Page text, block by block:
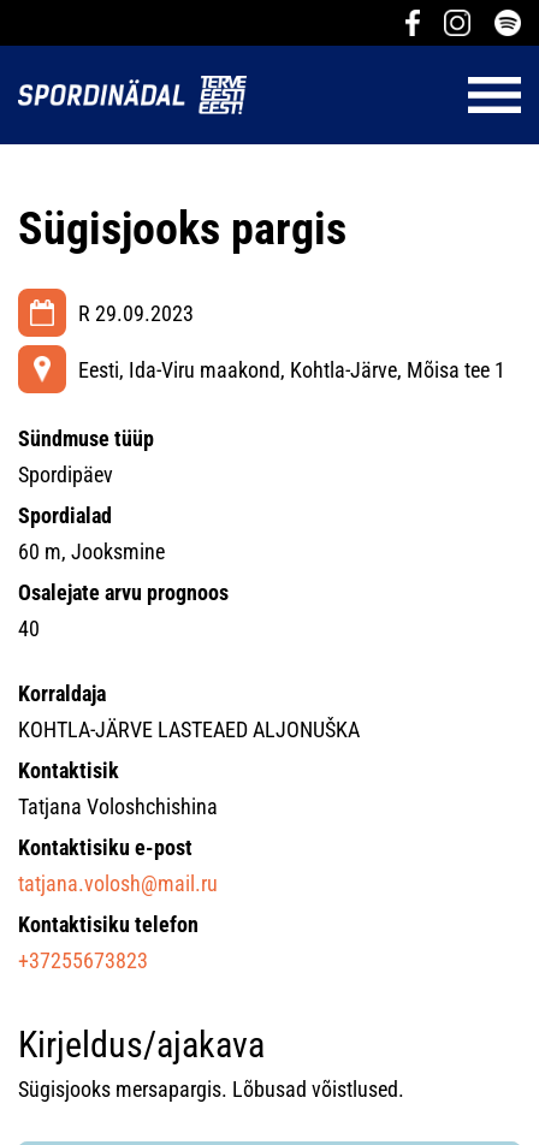
Sügisjooks pargis
R 29.09.2023
Eesti, Ida-Viru maakond, Kohtla-Järve, Mõisa tee 1
Sündmuse tüüp
Spordipäev
Spordialad
60 m, Jooksmine
Osalejate arvu prognoos
40
Korraldaja
KOHTLA-JÄRVE LASTEAED ALJONUŠKA
Kontaktisik
Tatjana Voloshchishina
Kontaktisiku e-post
tatjana.volosh@mail.ru
Kontaktisiku telefon
+37255673823
Kirjeldus/ajakava
Sügisjooks mersapargis. Lõbusad võistlused.